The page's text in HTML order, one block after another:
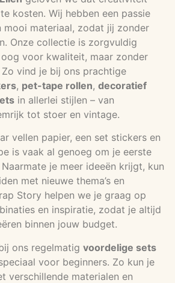
kosten. Wij hebben een passie
mooi materiaal, zodat jij zonder
Onze collectie is zorgvuldig
voor kwaliteit, maar zonder
vind je bij ons prachtige
, pet-tape rollen, decoratief
in allerlei stijlen – van
tot stoer en vintage.
vellen papier, een set stickers en
is vaak al genoeg om je eerste
Naarmate je meer ideeën krijgt, kun
met nieuwe thema’s en
Story helpen we je graag op
en inspiratie, zodat je altijd
binnen jouw budget.
ons regelmatig voordelige sets
voor beginners. Zo kun je
verschillende materialen en